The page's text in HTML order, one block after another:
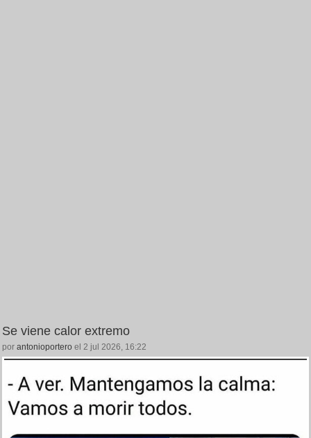
Se viene calor extremo
por antonioportero el 2 jul 2026, 16:22